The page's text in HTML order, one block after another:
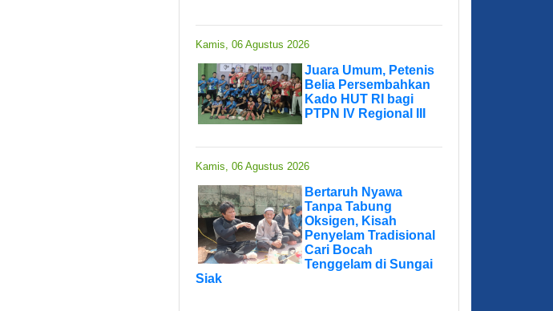
Kamis, 06 Agustus 2026
Juara Umum, Petenis
Belia Persembahkan
Kado HUT RI bagi
PTPN IV Regional III
Kamis, 06 Agustus 2026
Bertaruh Nyawa
Tanpa Tabung
Oksigen, Kisah
Penyelam Tradisional
Cari Bocah
Tenggelam di Sungai
Siak